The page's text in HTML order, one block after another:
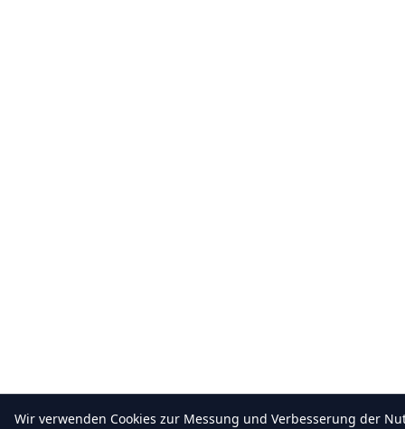
Wir verwenden Cookies zur Messung und Verbesserung der